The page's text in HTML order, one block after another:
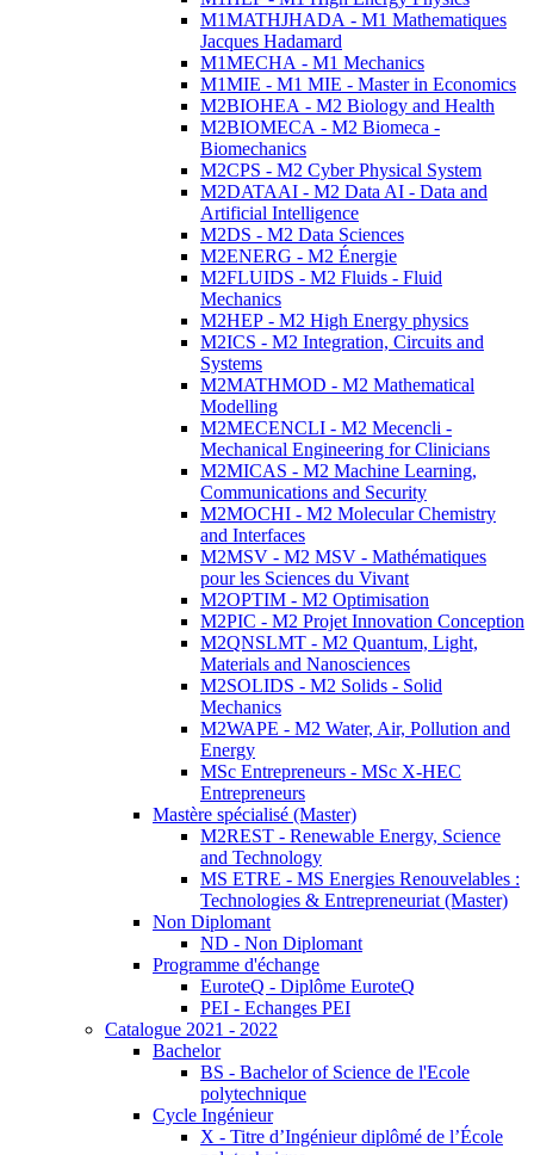
M1MATHJHADA - M1 Mathematiques
Jacques Hadamard
M1MECHA - M1 Mechanics
M1MIE - M1 MIE - Master in Economics
M2BIOHEA - M2 Biology and Health
M2BIOMECA - M2 Biomeca -
Biomechanics
M2CPS - M2 Cyber Physical System
M2DATAAI - M2 Data AI - Data and
Artificial Intelligence
M2DS - M2 Data Sciences
M2ENERG - M2 Énergie
M2FLUIDS - M2 Fluids - Fluid
Mechanics
M2HEP - M2 High Energy physics
M2ICS - M2 Integration, Circuits and
Systems
M2MATHMOD - M2 Mathematical
Modelling
M2MECENCLI - M2 Mecencli -
Mechanical Engineering for Clinicians
M2MICAS - M2 Machine Learning,
Communications and Security
M2MOCHI - M2 Molecular Chemistry
and Interfaces
M2MSV - M2 MSV - Mathématiques
pour les Sciences du Vivant
M2OPTIM - M2 Optimisation
M2PIC - M2 Projet Innovation Conception
M2QNSLMT - M2 Quantum, Light,
Materials and Nanosciences
M2SOLIDS - M2 Solids - Solid
Mechanics
M2WAPE - M2 Water, Air, Pollution and
Energy
MSc Entrepreneurs - MSc X-HEC
Entrepreneurs
Mastère spécialisé (Master)
M2REST - Renewable Energy, Science
and Technology
MS ETRE - MS Energies Renouvelables :
Technologies & Entrepreneuriat (Master)
Non Diplomant
ND - Non Diplomant
Programme d'échange
EuroteQ - Diplôme EuroteQ
PEI - Echanges PEI
Catalogue 2021 - 2022
Bachelor
BS - Bachelor of Science de l'Ecole
polytechnique
Cycle Ingénieur
X - Titre d’Ingénieur diplômé de l’École